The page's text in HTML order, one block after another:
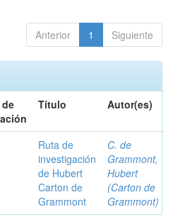
Anterior 1 Siguiente
de
Título Autor(es)
Ruta de
investigación
de Hubert
Carton de
Grammont
C. de
Grammont,
Hubert
(Carton de
Grammont)